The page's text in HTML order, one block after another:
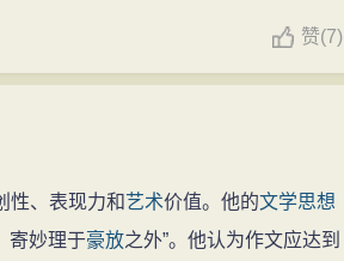
响，与辛弃疾并称苏辛；书法擅长行赞(7)
性、表现力和艺术价值。他的文学思想
寄妙理于豪放之外”。他认为作文应达到